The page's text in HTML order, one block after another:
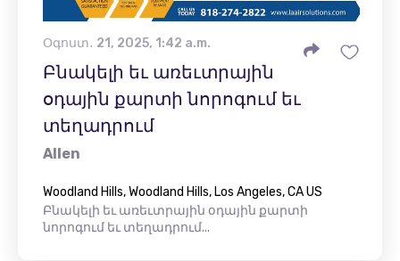
Օգոստ․ 21, 2025, 1:42 a.m.
Բնակելի եւ առեւտրային
օդային քարտի նորոգում եւ
տեղադրում
Allen
Woodland Hills, Woodland Hills, Los Angeles, CA US
Բնակելի եւ առեւտրային օդային քարտի
նորոգում եւ տեղադրում...